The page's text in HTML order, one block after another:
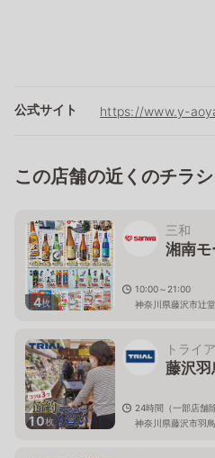
公式サイト https://www.y-
この店舗の近くのチラシ
4枚
三和
湘南
10:00～21:00
神奈川県藤沢市辻
10枚
トライ
藤沢羽
24時間（一部店舗除
神奈川県藤沢市羽